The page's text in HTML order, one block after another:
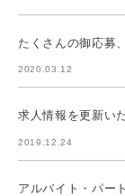
たくさんの御応募
2020.03.12
求人情報を更新い
2019.12.24
アルバイト・パー